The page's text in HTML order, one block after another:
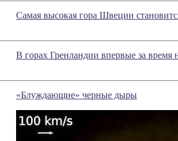
Самая высокая гора Швеции
В горах Гренландии впервые за
«Блуждающие» черные дыры